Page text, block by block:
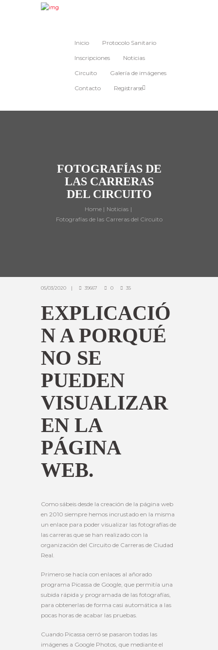
Inicio Protocolo Sanitario
Inscripciones Noticias
Circuito Galería de imágenes
Contacto Registrarse
FOTOGRAFÍAS DE
LAS CARRERAS
DEL CIRCUITO
Home
Noticias
Fotografías de las Carreras del Circuito
05/03/2020 39667 0 35
EXPLICACIÓ
N A PORQUÉ
NO SE
PUEDEN
VISUALIZAR
EN LA
PÁGINA
WEB.
Como sábeis desde la creación de la página web
en 2010 siempre hemos incrustado en la misma
un enlace para poder visualizar las fotografías de
las carreras que se han realizado con la
organización del Circuito de Carreras de Ciudad
Real.
Primero se hacía con enlaces al añorado
programa Picassa de Google, que permitía una
subida rápida y programada de las fotografías,
para obtenerlas de forma casi automática a las
pocas horas de acabar las pruebas.
Cuando Picassa cerró se pasaron todas las
imágenes a Google Photos, que mediante el